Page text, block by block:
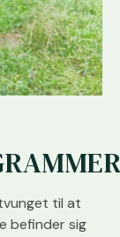
til at
befinder sig